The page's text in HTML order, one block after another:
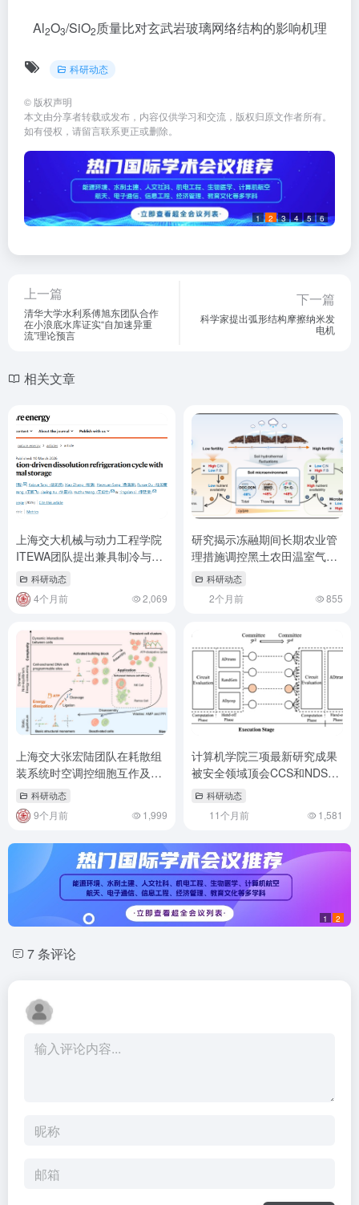
Al2O3/SiO2质量比对玄武岩玻璃网络结构的影响机理
科研动态
© 版权声明
本文由分享者转载或发布，内容仅供学习和交流，版权归原文作者所有。
如有侵权，请留言联系更正或删除。
1 2 3 4 5 6
上一篇
清华大学水利系傅旭东团队合作
在小浪底水库证实“自加速异重
流”理论预言
下一篇
科学家提出弧形结构摩擦纳米发
电机
相关文章
上海交大机械与动力工程学院
ITEWA团队提出兼具制冷与热
储能的溶解制冷循环新思路
科研动态
4个月前 2,069
研究揭示冻融期间长期农业管
理措施调控黑土农田温室气体
排放科研动态
2个月前 855
上海交大张宏陆团队在耗散组
装系统时空调控细胞互作及肿
瘤治疗方面取得重要进展
科研动态
9个月前 1,999
计算机学院三项最新研究成果
被安全领域顶会CCS和NDSS
录用科研动态
11个月前 1,581
1 2
7 条评论